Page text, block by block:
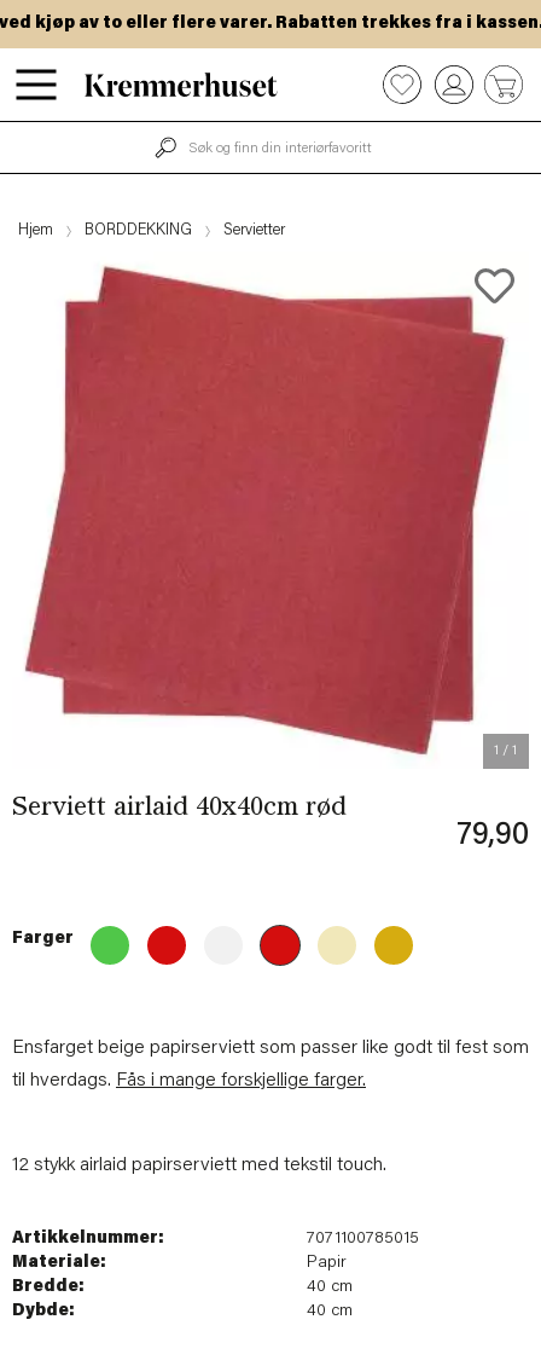
Hopp
til
kjøp av to eller flere varer. Rabatten trekkes fra i kassen.
0
Hjem BORDDEKKING Servietter
1 / 1
Serviett airlaid 40x40cm rød
79,90
Farger
Ensfarget beige papirserviett som passer like godt til fest som
til hverdags. Fås i mange forskjellige farger.
12 stykk airlaid papirserviett med tekstil touch.
Artikkelnummer:
7071100785015
Materiale:
Papir
Bredde:
40 cm
Dybde:
40 cm